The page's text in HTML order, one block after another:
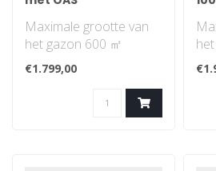
Maximale grootte van
het gazon 600 ㎡
Navigatiepatroon is
systematisch. Je hoef..
€1.799,00